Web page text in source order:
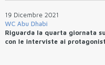
19 Dicembre 2021
WC Abu Dhabi
Riguarda la quarta giornata
con le interviste ai